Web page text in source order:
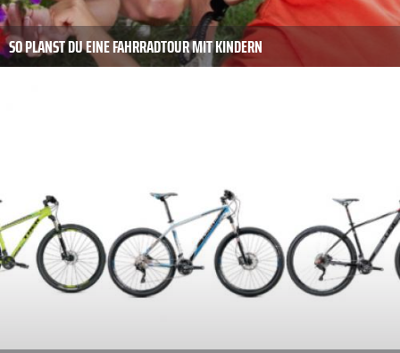
SO PLANST DU EINE FAHRRADTOUR MIT KINDERN